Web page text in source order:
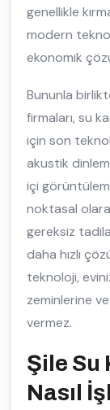
genellikle
modern
ekonomik
Bununla
firmaları, su
için son
akustik
içi
noktasal
gereksiz
daha hızlı
teknoloji,
zeminlerine
vermez.
Şile Su
Nasıl